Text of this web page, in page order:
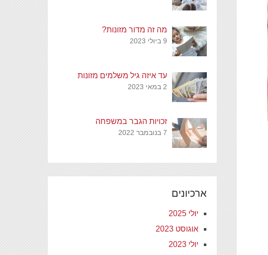
מה זה מדור מזונות?
9 ביולי 2023
עד איזה גיל משלמים מזונות
2 במאי 2023
זכויות הגבר במשפחה
7 בנובמבר 2022
ארכיונים
יולי 2025
אוגוסט 2023
יולי 2023